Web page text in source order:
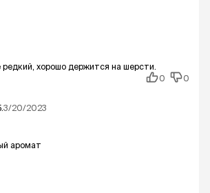
хорошо держится на шерсти.
0
0
3/20/2023
аромат